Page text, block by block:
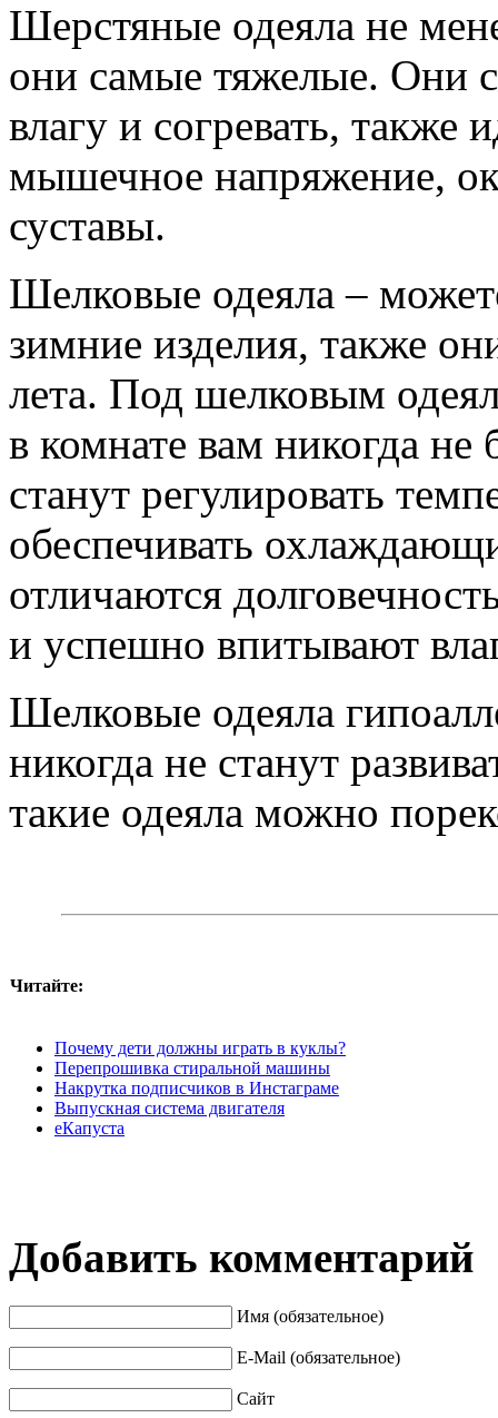
Шерстяные одеяла не
они самые тяжелые. Они
влагу и согревать, также
мышечное напряжение,
суставы.
Шелковые одеяла –
зимние изделия, также
лета. Под шелковым
в комнате вам никогда
станут регулировать
обеспечивать
отличаются
и успешно впитывают
Шелковые одеяла
никогда не станут
такие одеяла можно
Читайте:
Почему дети должны играть в куклы?
Перепрошивка стиральной машины
Накрутка подписчиков в Инстаграме
Выпускная система двигателя
еКапуста
Добавить комментарий
Имя (обязательное)
E-Mail (обязательное)
Сайт